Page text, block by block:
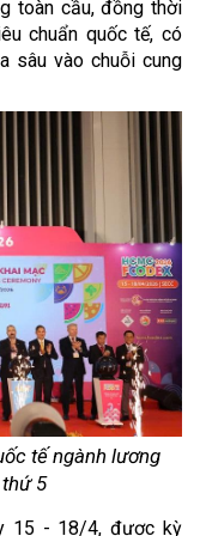
toàn cầu, đồng thời
chuẩn quốc tế, có
sâu vào chuỗi cung
tế ngành lương
5
15 - 18/4, được kỳ